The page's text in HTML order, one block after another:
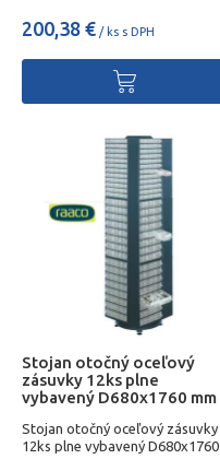
200,38 € / ks s DPH
Stojan otočný oceľový
zásuvky 12ks plne
vybavený D680x1760 mm
Stojan otočný oceľový zásuvky
12ks plne vybavený D680x1760